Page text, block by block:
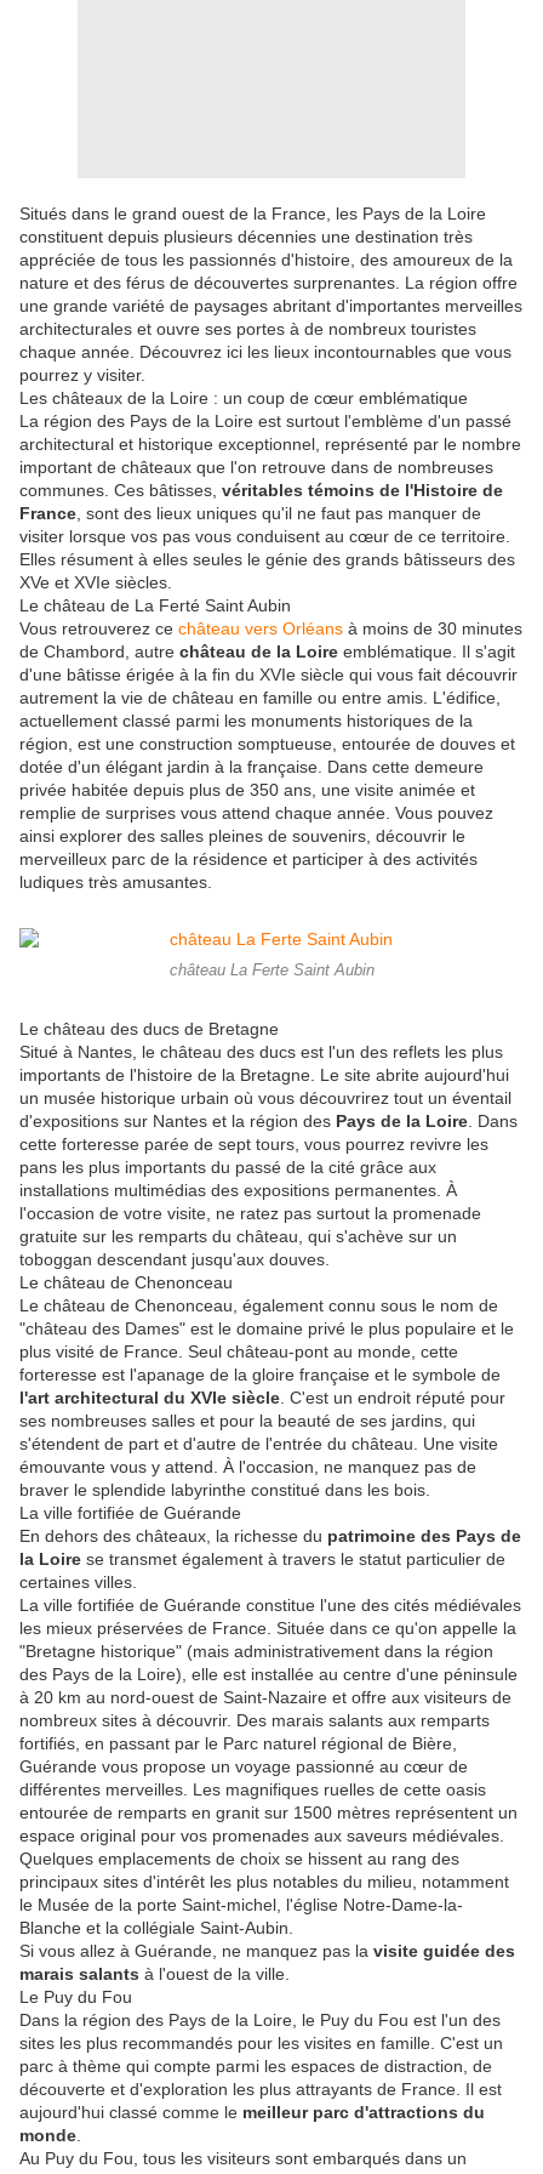
Situés dans le grand ouest de la France, les Pays de la Loire
constituent depuis plusieurs décennies une destination très
appréciée de tous les passionnés d'histoire, des amoureux de la
nature et des férus de découvertes surprenantes. La région offre
une grande variété de paysages abritant d'importantes merveilles
architecturales et ouvre ses portes à de nombreux touristes
chaque année. Découvrez ici les lieux incontournables que vous
pourrez y visiter.
Les châteaux de la Loire : un coup de cœur emblématique
La région des Pays de la Loire est surtout l'emblème d'un passé
architectural et historique exceptionnel, représenté par le nombre
important de châteaux que l'on retrouve dans de nombreuses
communes. Ces bâtisses, véritables témoins de l'Histoire de
France , sont des lieux uniques qu'il ne faut pas manquer de
visiter lorsque vos pas vous conduisent au cœur de ce territoire.
Elles résument à elles seules le génie des grands bâtisseurs des
XVe et XVIe siècles.
Le château de La Ferté Saint Aubin
Vous retrouverez ce château vers Orléans à moins de 30 minutes
de Chambord, autre château de la Loire emblématique. Il s'agit
d'une bâtisse érigée à la fin du XVIe siècle qui vous fait découvrir
autrement la vie de château en famille ou entre amis. L'édifice,
actuellement classé parmi les monuments historiques de la
région, est une construction somptueuse, entourée de douves et
dotée d'un élégant jardin à la française. Dans cette demeure
privée habitée depuis plus de 350 ans, une visite animée et
remplie de surprises vous attend chaque année. Vous pouvez
ainsi explorer des salles pleines de souvenirs, découvrir le
merveilleux parc de la résidence et participer à des activités
ludiques très amusantes.
château La Ferte Saint Aubin
Le château des ducs de Bretagne
Situé à Nantes, le château des ducs est l'un des reflets les plus
importants de l'histoire de la Bretagne. Le site abrite aujourd'hui
un musée historique urbain où vous découvrirez tout un éventail
d'expositions sur Nantes et la région des Pays de la Loire . Dans
cette forteresse parée de sept tours, vous pourrez revivre les
pans les plus importants du passé de la cité grâce aux
installations multimédias des expositions permanentes. À
l'occasion de votre visite, ne ratez pas surtout la promenade
gratuite sur les remparts du château, qui s'achève sur un
toboggan descendant jusqu'aux douves.
Le château de Chenonceau
Le château de Chenonceau, également connu sous le nom de
"château des Dames" est le domaine privé le plus populaire et le
plus visité de France. Seul château-pont au monde, cette
forteresse est l'apanage de la gloire française et le symbole de
l'art architectural du XVIe siècle . C'est un endroit réputé pour
ses nombreuses salles et pour la beauté de ses jardins, qui
s'étendent de part et d'autre de l'entrée du château. Une visite
émouvante vous y attend. À l'occasion, ne manquez pas de
braver le splendide labyrinthe constitué dans les bois.
La ville fortifiée de Guérande
En dehors des châteaux, la richesse du patrimoine des Pays de
la Loire se transmet également à travers le statut particulier de
certaines villes.
La ville fortifiée de Guérande constitue l'une des cités médiévales
les mieux préservées de France. Située dans ce qu'on appelle la
"Bretagne historique" (mais administrativement dans la région
des Pays de la Loire), elle est installée au centre d'une péninsule
à 20 km au nord-ouest de Saint-Nazaire et offre aux visiteurs de
nombreux sites à découvrir. Des marais salants aux remparts
fortifiés, en passant par le Parc naturel régional de Bière,
Guérande vous propose un voyage passionné au cœur de
différentes merveilles. Les magnifiques ruelles de cette oasis
entourée de remparts en granit sur 1500 mètres représentent un
espace original pour vos promenades aux saveurs médiévales.
Quelques emplacements de choix se hissent au rang des
principaux sites d'intérêt les plus notables du milieu, notamment
le Musée de la porte Saint-michel, l'église Notre-Dame-la-
Blanche et la collégiale Saint-Aubin.
Si vous allez à Guérande, ne manquez pas la visite guidée des
marais salants à l'ouest de la ville.
Le Puy du Fou
Dans la région des Pays de la Loire, le Puy du Fou est l'un des
sites les plus recommandés pour les visites en famille. C'est un
parc à thème qui compte parmi les espaces de distraction, de
découverte et d'exploration les plus attrayants de France. Il est
aujourd'hui classé comme le meilleur parc d'attractions du
monde
Au Puy du Fou, tous les visiteurs sont embarqués dans un